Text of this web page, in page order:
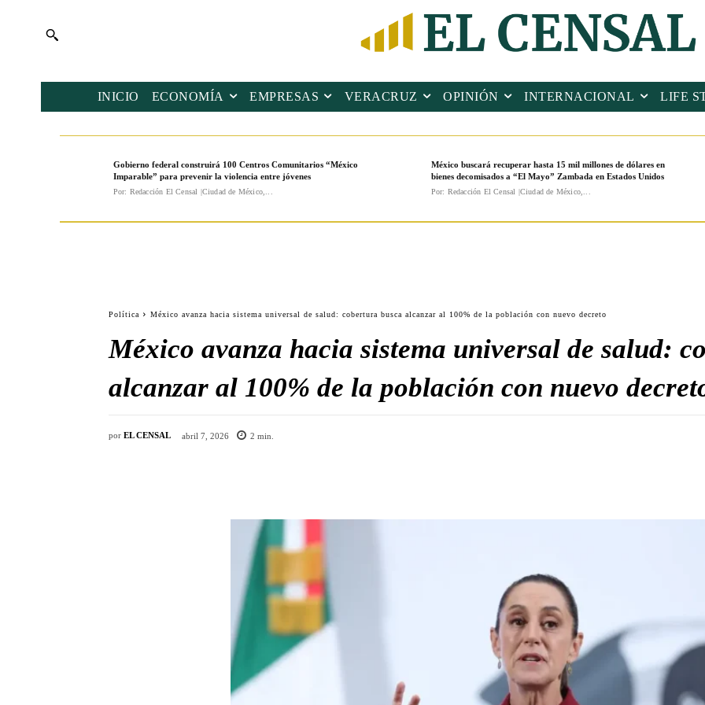
INICIO ECONOMÍA EMPRESAS VERACRUZ OPINIÓN INTERNACIONAL LIFE
Gobierno federal construirá 100 Centros Comunitarios “México
Imparable” para prevenir la violencia entre jóvenes
Por: Redacción El Censal |Ciudad de México,...
México buscará recuperar hasta 15 mil millones de dólares en
bienes decomisados a “El Mayo” Zambada en Estados Unidos
Por: Redacción El Censal |Ciudad de México,...
Política México avanza hacia sistema universal de salud: cobertura busca alcanzar al 100% de la población con nuevo decreto
México avanza hacia sistema universal de salud:
alcanzar al 100% de la población con nuevo
por EL CENSAL abril 7, 2026 2 min.